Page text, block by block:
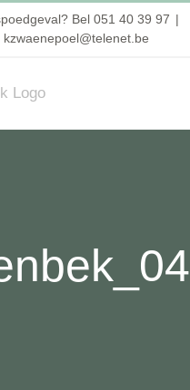
Bel 051 40 39 97 |
kzwaenepoel@telenet.be